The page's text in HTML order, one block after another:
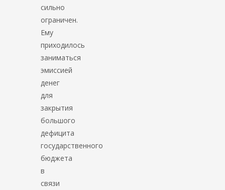
сильно
ограничен.
Ему
приходилось
заниматься
эмиссией
денег
для
закрытия
большого
дефицита
государственного
бюджета
в
связи